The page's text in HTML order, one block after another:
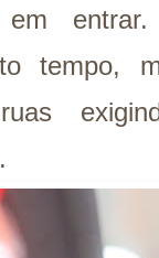
em
tempo,